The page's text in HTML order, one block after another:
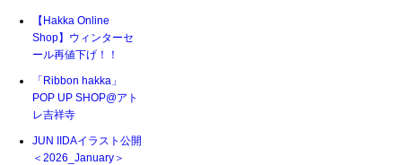
【Hakka Online
Shop】ウィンターセ
ール再値下げ！！
「Ribbon hakka」
POP UP SHOP@アト
レ吉祥寺
JUN IIDAイラスト公開
＜2026_January＞